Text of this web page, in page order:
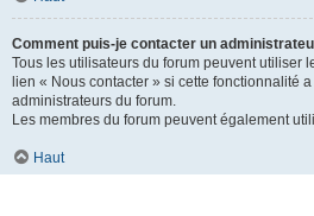
Comment puis-je contacter un
Tous les utilisateurs du forum peuvent utiliser
lien « Nous contacter » si cette fonctionnalité
administrateurs du forum.
Les membres du forum peuvent également
Haut